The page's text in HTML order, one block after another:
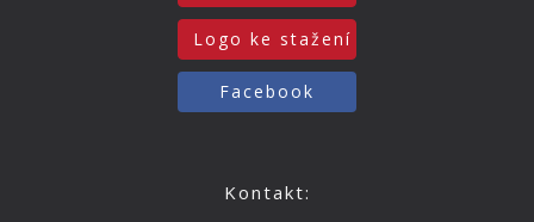
Logo ke stažení
Facebook
Kontakt: